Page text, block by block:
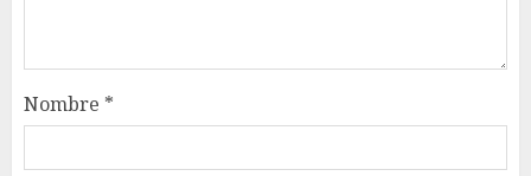
Nombre *